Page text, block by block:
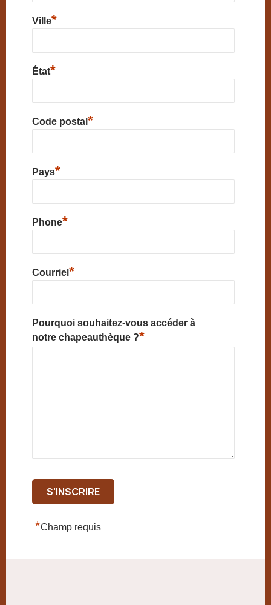
Ville*
État*
Code postal *
Pays*
Phone*
Courriel *
Pourquoi souhaitez-vous accéder à
notre chapeauthèque ?*
*Champ requis